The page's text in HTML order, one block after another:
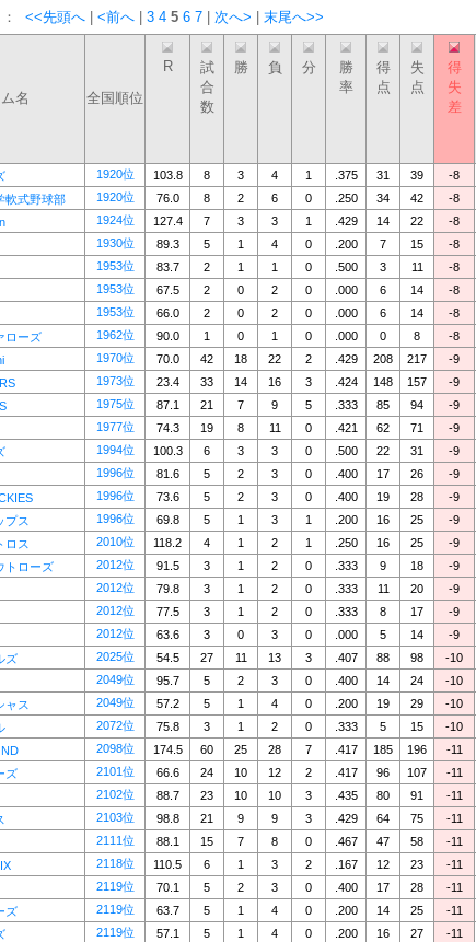
<<先頭へ <前へ 3 4 5 6 7 次へ> 末尾へ>>
名 全国順位
R
試
合
数
勝 負 分
勝
率
得
点
失
点
得
失
差
1920位 103.8 8 3 4 1 .375 31 39 -8
軟式野球部
1920位 76.0 8 2 6 0 .250 34 42 -8
1924位 127.4 7 3 3 1 .429 14 22 -8
1930位
89.3 5 1 4 0 .200 7 15 -8
1953位
83.7 2 1 1 0 .500 3 11 -8
1953位
67.5 2 0 2 0 .000 6 14 -8
1953位
66.0 2 0 2 0 .000 6 14 -8
ローズ
1962位 90.0 1 0 1 0 .000 0 8 -8
1970位 70.0 42 18 22 2 .429 208 217 -9
1973位 23.4 33 14 16 3 .424 148 157 -9
1975位 87.1 21 7 9 5 .333 85 94 -9
1977位
74.3 19 8 11 0 .421 62 71 -9
1994位 100.3 6 3 3 0 .500 22 31 -9
1996位
81.6 5 2 3 0 .400 17 26 -9
1996位 73.6 5 2 3 0 .400 19 28 -9
プス
1996位 69.8 5 1 3 1 .200 16 25 -9
ロス
2010位 118.2 4 1 2 1 .250 16 25 -9
トローズ
2012位 91.5 3 1 2 0 .333 9 18 -9
2012位
79.8 3 1 2 0 .333 11 20 -9
2012位
77.5 3 1 2 0 .333 8 17 -9
2012位
63.6 3 0 3 0 .000 5 14 -9
ズ
2025位 54.5 27 11 13 3 .407 88 98 -10
2049位
95.7 5 2 3 0 .400 14 24 -10
ャス
2049位 57.2 5 1 4 0 .200 19 29 -10
2072位 75.8 3 1 2 0 .333 5 15 -10
2098位 174.5 60 25 28 7 .417 185 196 -11
ズ
2101位 66.6 24 10 12 2 .417 96 107 -11
2102位
88.7 23 10 10 3 .435 80 91 -11
2103位 98.8 21 9 9 3 .429 64 75 -11
2111位
88.1 15 7 8 0 .467 47 58 -11
2118位 110.5 6 1 3 2 .167 12 23 -11
2119位
70.1 5 2 3 0 .400 17 28 -11
ズ
2119位 63.7 5 1 4 0 .200 14 25 -11
2119位 57.1 5 1 4 0 .200 16 27 -11